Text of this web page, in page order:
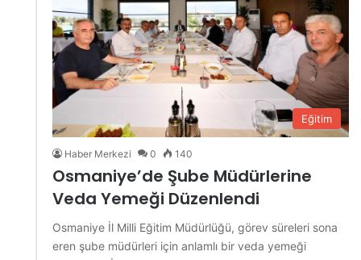
Eğitim
Haber Merkezi 0 140
Osmaniye’de Şube Müdürlerine
Veda Yemeği Düzenlendi
Osmaniye İl Milli Eğitim Müdürlüğü, görev süreleri sona
eren şube müdürleri için anlamlı bir veda yemeği